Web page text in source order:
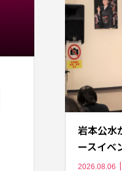
岩本公水
ースイベ
2026.08.06